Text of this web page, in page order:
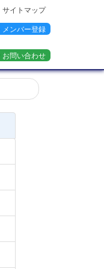
サイトマップ
メンバー登録
お問い合わせ